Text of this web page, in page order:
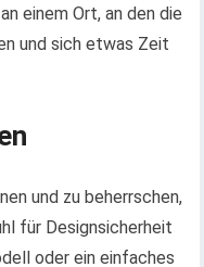
einem Ort, an den die
und sich etwas Zeit
und zu beherrschen,
für Designsicherheit
oder ein einfaches